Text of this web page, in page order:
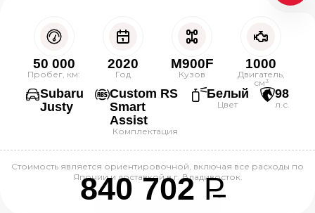
50 000
Пробег, км:
2020
Год
M900F
Кузов
1000
Двигатель,
см³
Subaru
Justy
Custom RS
Smart
Assist
Комплектация
Белый
Цвет
98
л.с.
Стоимость является ориентировочной, включая все расходы по
Японии и доставкой в г. Владивосток.
840 702P
--